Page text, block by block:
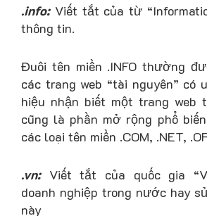
.info:Viết tắt của từ
thông tin.
Đuôi tên miền .INFO thường
các trang web “tài nguyên” có
hiệu nhận biết một trang web
cũng là phần mở rộng phổ
các loại tên miền .COM, .NET,
.vn:Viết tắt của quốc gia
doanh nghiệp trong nước hay
này